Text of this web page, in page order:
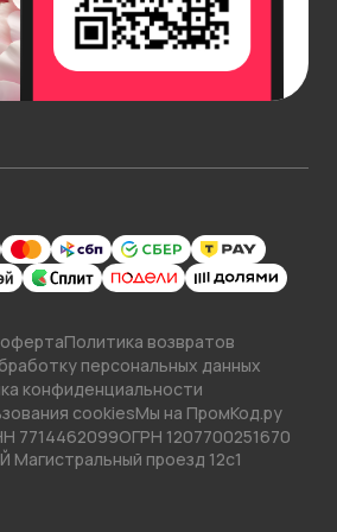
и день получения
часов, за 2 часа, в точно
включая сам день заказа.
Политика возвратов
персональных данных
конфиденциальности
cookiesМы на ПромКод.ру
7714462099ОГРН 1207700251670
Магистральный проезд 12с1